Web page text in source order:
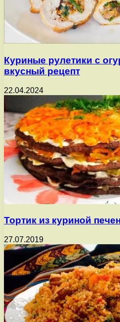
Куриные рулетики с
вкусный рецепт
22.04.2024
Тортик из куриной
27.07.2019